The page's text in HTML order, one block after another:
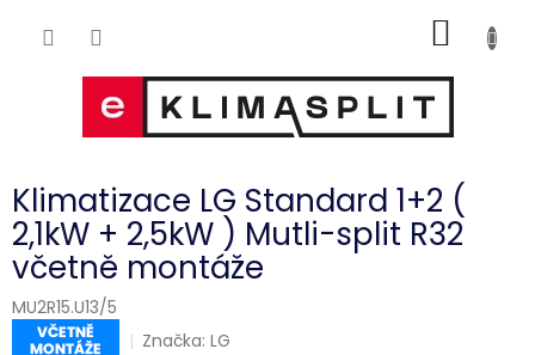
KOŠÍK
Klimatizace LG Standard 1+2 (
2,1kW + 2,5kW ) Mutli-split R32
včetně montáže
MU2R15.U13/5
Značka:LG